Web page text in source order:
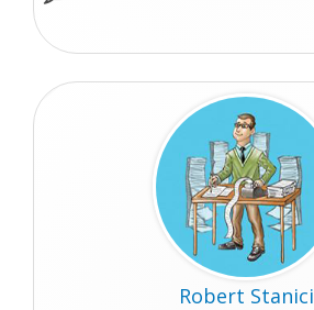
Robert Stanici